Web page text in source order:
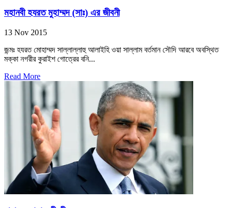
মহানবী হযরত মুহাম্মদ (সাঃ) এর জীবনী
13 Nov 2015
জন্মঃ হযরত মোহাম্মদ সাল্লাল্লাহু আলাইহি ওয়া সাল্লাম বর্তমান সৌদি আরবে অবস্থিত
মক্কা নগরীর কুরাইশ গোত্রের বনি...
Read More